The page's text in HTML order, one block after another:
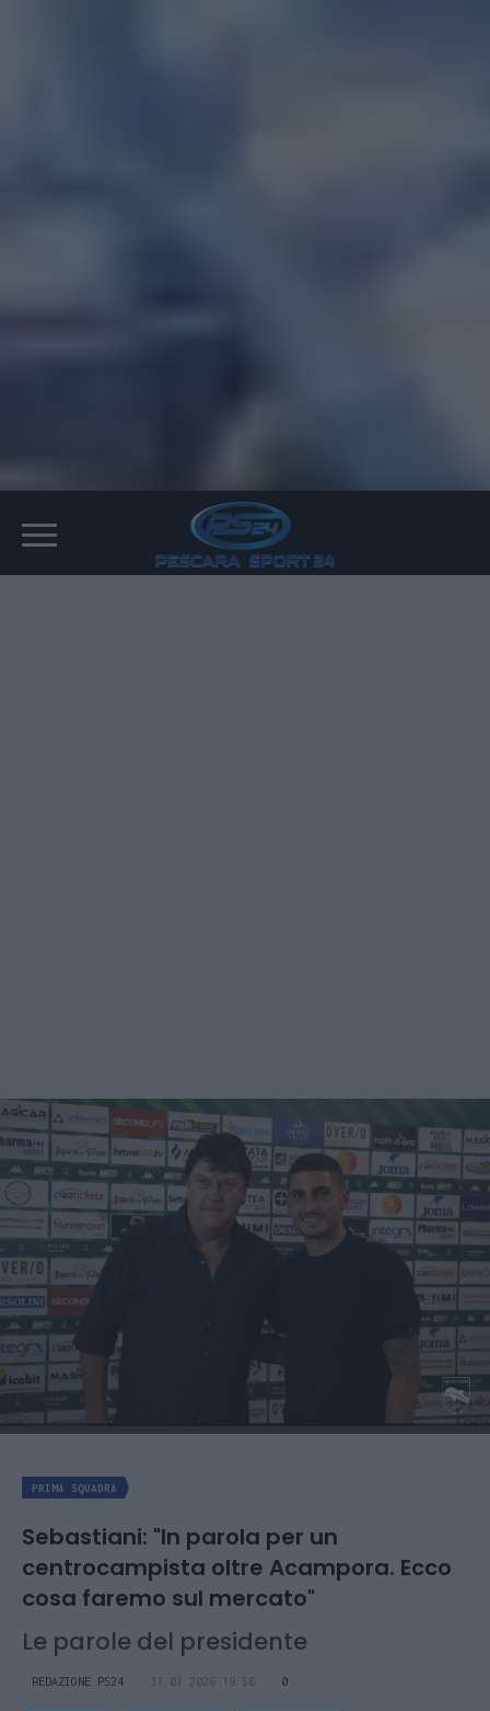
PRIMA SQUADRA
Sebastiani: "In parola per un
centrocampista oltre Acampora. Ecco
cosa faremo sul mercato"
Le parole del presidente
REDAZIONE PS24 31.01.2026 19:56 0